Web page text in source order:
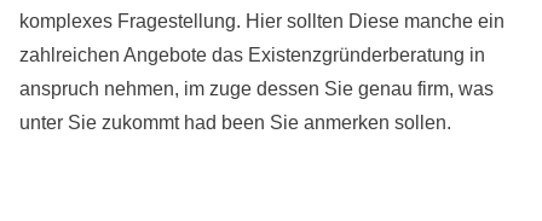
komplexes Fragestellung. Hier sollten Diese manche ein
zahlreichen Angebote das Existenzgründerberatung in
anspruch nehmen, im zuge dessen Sie genau firm, was
unter Sie zukommt had been Sie anmerken sollen.